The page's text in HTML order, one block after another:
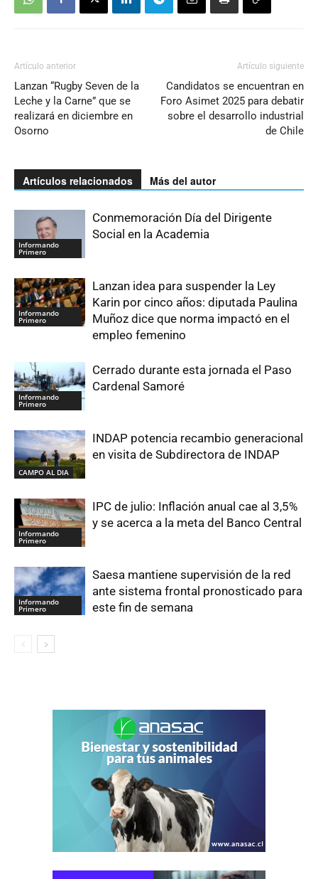
Artículo anterior
Lanzan “Rugby Seven de la
Leche y la Carne” que se
realizará en diciembre en
Osorno
Artículo siguiente
Candidatos se encuentran en
Foro Asimet 2025 para debatir
sobre el desarrollo industrial
de Chile
Artículos relacionados Más del autor
Informando
Primero
Conmemoración Día del Dirigente
Social en la Academia
Informando
Primero
Lanzan idea para suspender la Ley
Karin por cinco años: diputada Paulina
Muñoz dice que norma impactó en el
empleo femenino
Informando
Primero
Cerrado durante esta jornada el Paso
Cardenal Samoré
CAMPO AL DIA
INDAP potencia recambio generacional
en visita de Subdirectora de INDAP
Informando
Primero
IPC de julio: Inflación anual cae al 3,5%
y se acerca a la meta del Banco Central
Informando
Primero
Saesa mantiene supervisión de la red
ante sistema frontal pronosticado para
este fin de semana